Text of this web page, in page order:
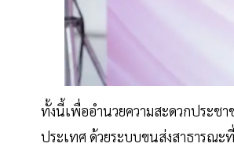
ทั้งนี้เพื่ออำนวยความสะดวกประช
ประเทศ ด้วยระบบขนส่งสาธารณะ